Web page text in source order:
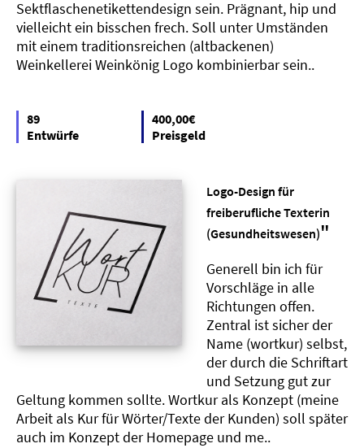
Sektflaschenetikettendesign sein. Prägnant, hip und
vielleicht ein bisschen frech. Soll unter Umständen
mit einem traditionsreichen (altbackenen)
Weinkellerei Weinkönig Logo kombinierbar sein..
89
Entwürfe
400,00€
Preisgeld
Logo-Design für
freiberufliche Texterin
(Gesundheitswesen)"
Generell bin ich für
Vorschläge in alle
Richtungen offen.
Zentral ist sicher der
Name (wortkur) selbst,
der durch die Schriftart
und Setzung gut zur
Geltung kommen sollte. Wortkur als Konzept (meine
Arbeit als Kur für Wörter/Texte der Kunden) soll später
auch im Konzept der Homepage und me..